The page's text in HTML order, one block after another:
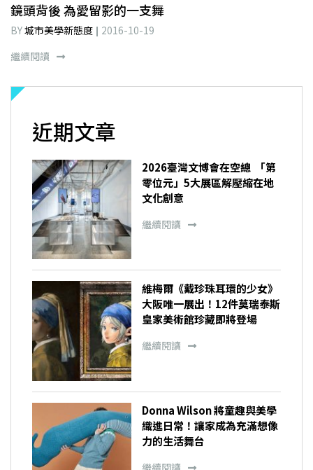
鏡頭背後 為愛留影的一支舞
BY城市美學新態度
2016-10-19
繼續閱讀
近期文章
2026臺灣文博會在空總 「第
零位元」5大展區解壓縮在地
文化創意
繼續閱讀
維梅爾《戴珍珠耳環的少女》
大阪唯一展出！12件莫瑞泰斯
皇家美術館珍藏即將登場
繼續閱讀
Donna Wilson 將童趣與美學
織進日常！讓家成為充滿想像
力的生活舞台
繼續閱讀